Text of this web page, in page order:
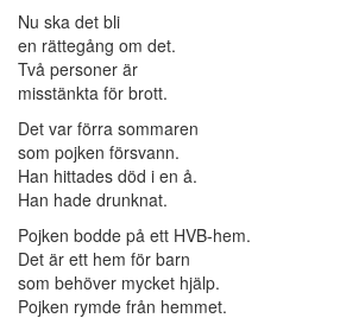
Nu ska det bli
en rättegång om det.
Två personer är
misstänkta för brott.
Det var förra sommaren
som pojken försvann.
Han hittades död i en å.
Han hade drunknat.
Pojken bodde på ett HVB-hem.
Det är ett hem för barn
som behöver mycket hjälp.
Pojken rymde från hemmet.